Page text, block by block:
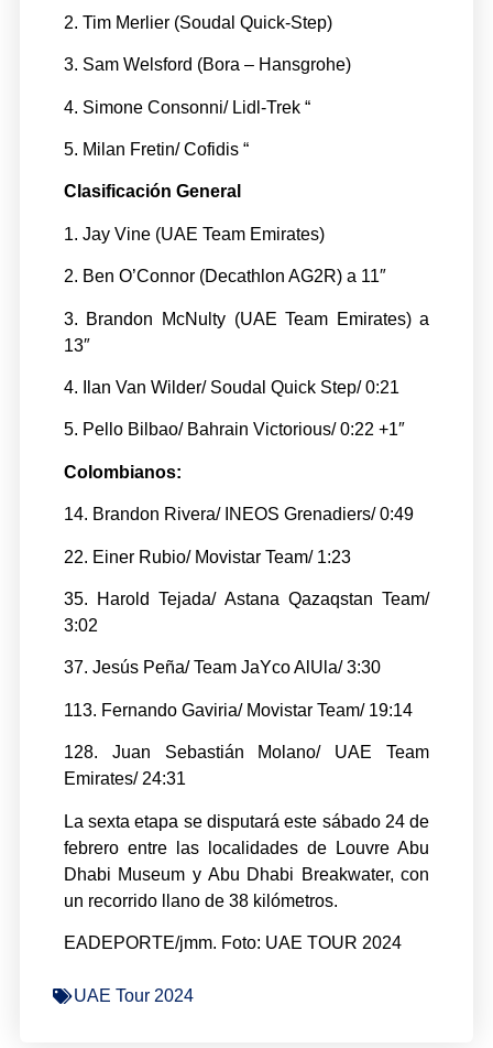
2. Tim Merlier (Soudal Quick-Step)
3. Sam Welsford (Bora – Hansgrohe)
4. Simone Consonni/ Lidl-Trek “
5. Milan Fretin/ Cofidis “
Clasificación General
1. Jay Vine (UAE Team Emirates)
2. Ben O’Connor (Decathlon AG2R) a 11″
3. Brandon McNulty (UAE Team Emirates) a
13″
4. Ilan Van Wilder/ Soudal Quick Step/ 0:21
5. Pello Bilbao/ Bahrain Victorious/ 0:22 +1″
Colombianos:
14. Brandon Rivera/ INEOS Grenadiers/ 0:49
22. Einer Rubio/ Movistar Team/ 1:23
35. Harold Tejada/ Astana Qazaqstan Team/
3:02
37. Jesús Peña/ Team JaYco AlUla/ 3:30
113. Fernando Gaviria/ Movistar Team/ 19:14
128. Juan Sebastián Molano/ UAE Team
Emirates/ 24:31
La sexta etapa se disputará este sábado 24 de
febrero entre las localidades de Louvre Abu
Dhabi Museum y Abu Dhabi Breakwater, con
un recorrido llano de 38 kilómetros.
EADEPORTE/jmm. Foto: UAE TOUR 2024
UAE Tour 2024